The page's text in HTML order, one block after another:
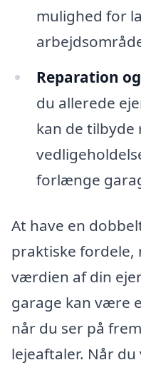
mulighed for
Reparation
du allerede
kan de
forlænge
At have en
praktiske fordele,
værdien af din
garage kan være
når du ser på
lejeaftaler. Når